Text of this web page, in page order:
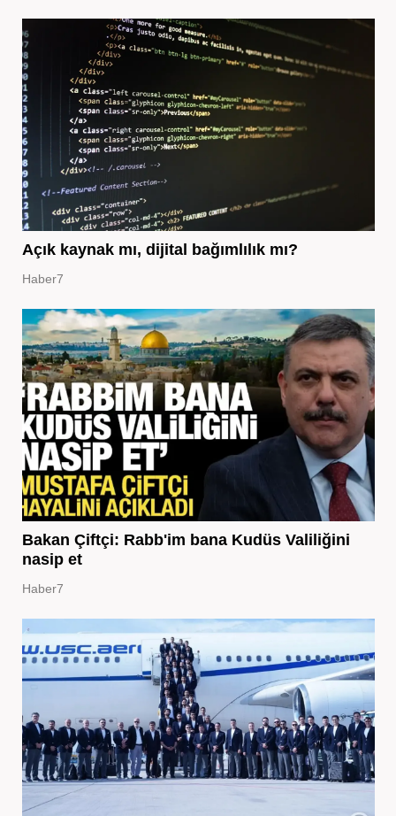
Açık kaynak mı, dijital bağımlılık mı?
Haber7
Bakan Çiftçi: Rabb'im bana Kudüs Valiliğini
nasip et
Haber7